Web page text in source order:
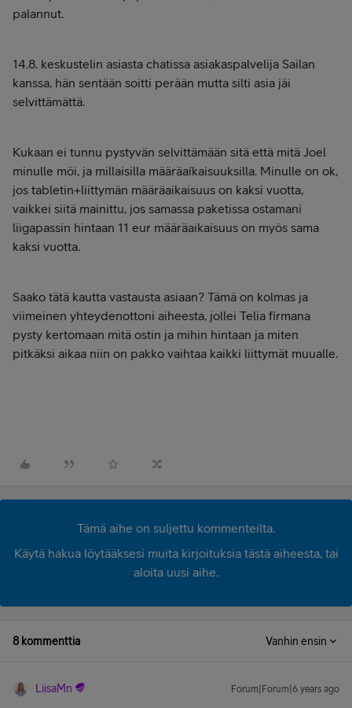
palannut.
14.8. keskustelin asiasta chatissa asiakaspalvelija Sailan
kanssa, hän sentään soitti perään mutta silti asia jäi
selvittämättä.
Kukaan ei tunnu pystyvän selvittämään sitä että mitä Joel
minulle möi, ja millaisilla määräaíkaisuuksilla. Minulle on ok,
jos tabletin+liittymän määräaikaisuus on kaksi vuotta,
vaikkei siitä mainittu, jos samassa paketissa ostamani
liigapassin hintaan 11 eur määräaikaisuus on myös sama
kaksi vuotta.
Saako tätä kautta vastausta asiaan? Tämä on kolmas ja
viimeinen yhteydenottoni aiheesta, jollei Telia firmana
pysty kertomaan mitä ostin ja mihin hintaan ja miten
pitkäksi aikaa niin on pakko vaihtaa kaikki liittymät muualle.
Tämä aihe on suljettu kommenteilta.
Käytä hakua löytääksesi muita kirjoituksia tästä aiheesta, tai
aloita uusi aihe.
8 kommenttia Vanhin ensin
LiisaMn Forum|Forum|6 years ago